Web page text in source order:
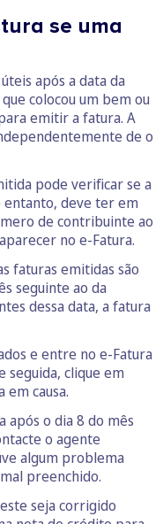
se uma
após a data da
colocou um bem ou
emitir a fatura. A
de o
pode verificar se a
entanto, deve ter em
de contribuinte ao
no e-Fatura.
faturas emitidas são
seguinte ao da
dessa data, a fatura
e entre no e-Fatura
seguida, clique em
em causa.
após o dia 8 do mês
o agente
algum problema
preenchido.
seja corrigido